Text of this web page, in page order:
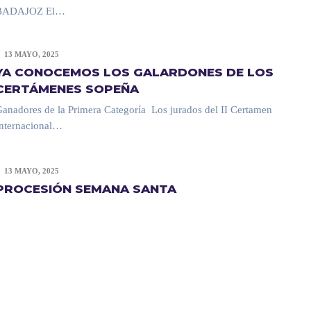
El…
13 MAYO, 2025
CONOCEMOS LOS GALARDONES DE LOS
SOPEÑA
de la Primera Categoría Los jurados del II Certamen
13 MAYO, 2025
SEMANA SANTA